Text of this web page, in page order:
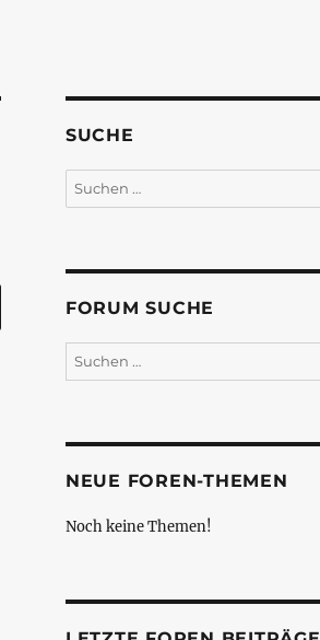
SUCHE
Suchen
nach:
FORUM SUCHE
NEUE FOREN-THEMEN
Noch keine Themen!